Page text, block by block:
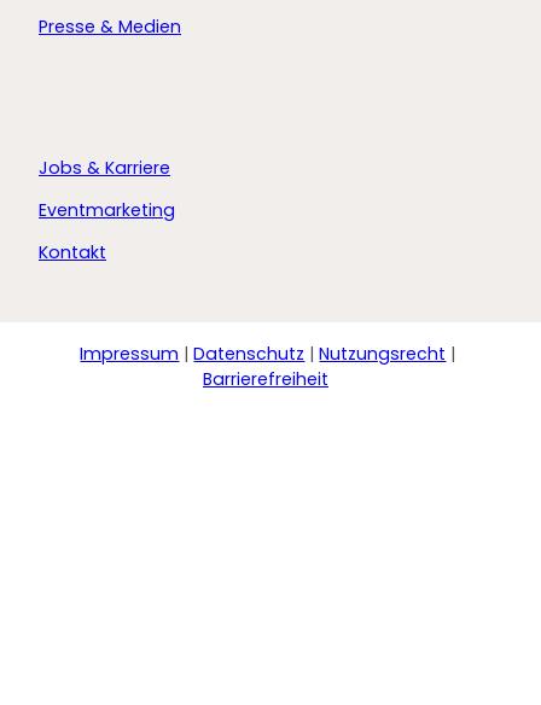
Presse & Medien
Jobs & Karriere
Eventmarketing
Kontakt
Impressum Datenschutz
Nutzungsrecht
Barrierefreiheit